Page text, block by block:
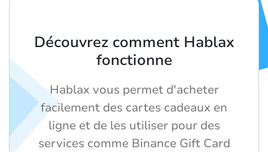
Découvrez comment Hablax
fonctionne
Hablax vous permet d'acheter
facilement des cartes cadeaux en
ligne et de les utiliser pour des
services comme Binance Gift Card